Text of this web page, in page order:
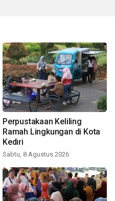
Perpustakaan Keliling
Ramah Lingkungan di Kota
Kediri
Sabtu, 8 Agustus 2026